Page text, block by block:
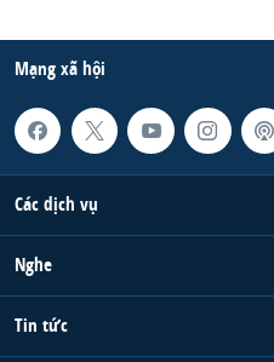
Mạng xã hội
Các dịch vụ
Nghe
Tin tức